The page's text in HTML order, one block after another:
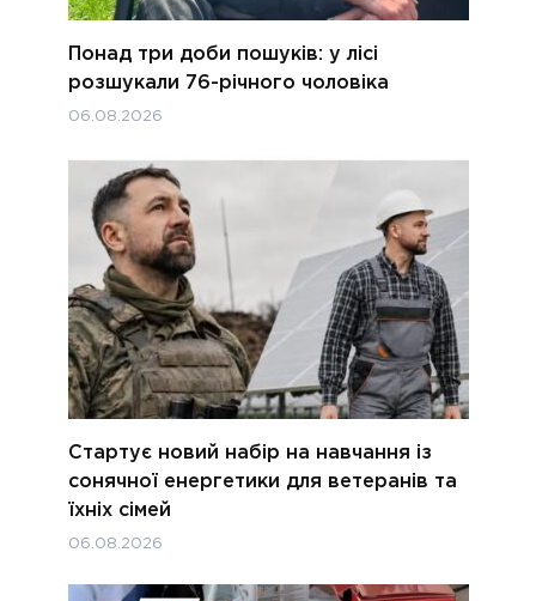
Понад три доби пошуків: у лісі
розшукали 76-річного чоловіка
06.08.2026
Стартує новий набір на навчання із
сонячної енергетики для ветеранів та
їхніх сімей
06.08.2026